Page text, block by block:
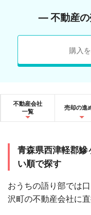
― 不動産
購入
不動産会社
一覧
売却の進
青森県西津軽郡鰺
い順で探す
おうちの語り部では
沢町の不動産会社に